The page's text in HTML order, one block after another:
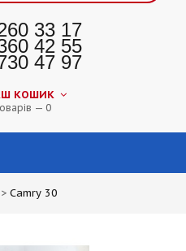
33 17
42 55
47 97
КОШИК
— 0
> Camry 30